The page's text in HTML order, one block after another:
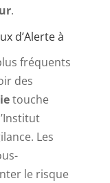
.
d’Alerte à
fréquents
des
touche
Les
le risque